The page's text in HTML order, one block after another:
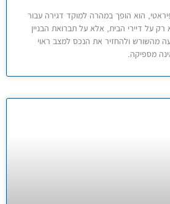
הוא הופך במהרה למוקד דגירה עבור
רק על דיירי הבית, אלא על תברואת הבניין
מהשורש ולהחזיר את הנכס למצב ראוי
מספיקה.